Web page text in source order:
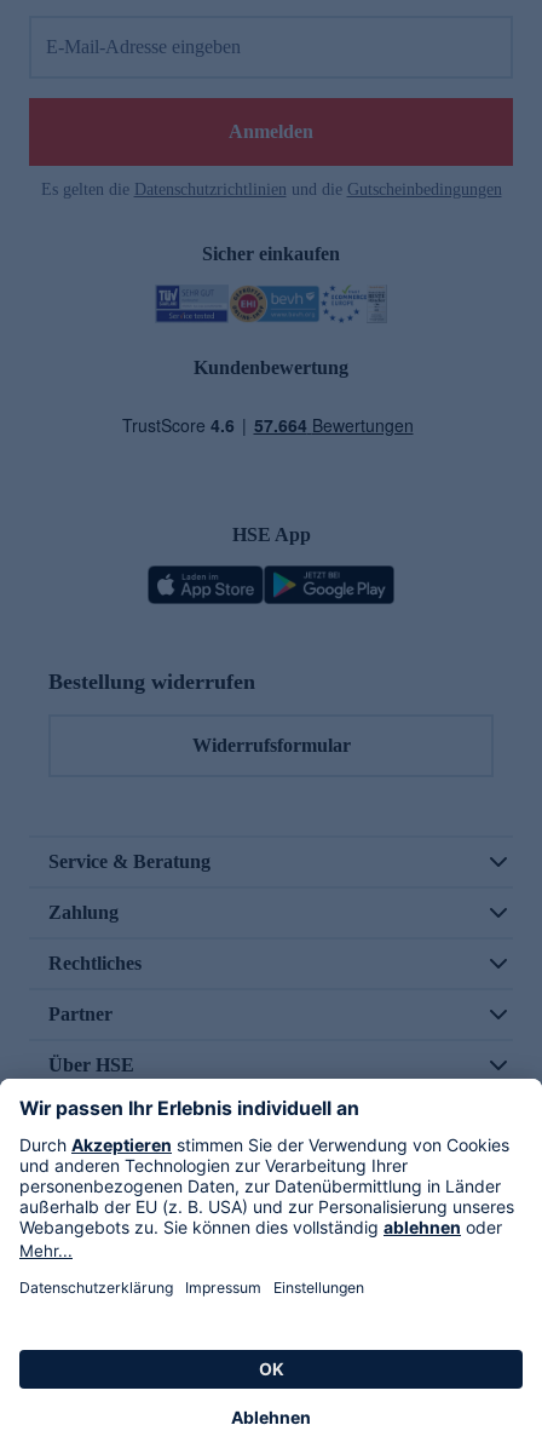
E-Mail-Adresse eingeben
Anmelden
Es gelten die Datenschutzrichtlinien und die Gutscheinbedingungen
Sicher einkaufen
Kundenbewertung
HSE App
Bestellung widerrufen
Widerrufsformular
Service & Beratung
Zahlung
Rechtliches
Partner
Über HSE
Im TV
HSE International